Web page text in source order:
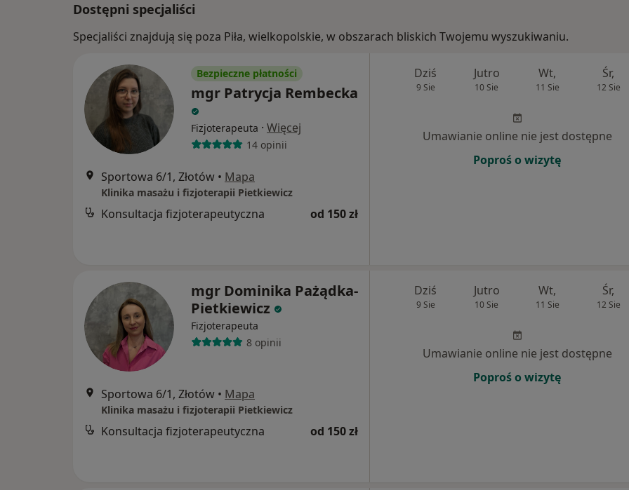
Dostępni specjaliści
Specjaliści znajdują się poza Piła, wielkopolskie, w obszarach bliskich Twojemu wyszukiwaniu.
Bezpieczne płatności
mgr Patrycja Rembecka
Fizjoterapeuta · Więcej
14 opinii
Sportowa 6/1, Złotów • Mapa
Klinika masażu i fizjoterapii Pietkiewicz
Konsultacja fizjoterapeutyczna od 150 zł
Dziś
9 Sie
Jutro
10 Sie
Wt,
11 Sie
Śr,
12 Sie
Umawianie online nie jest dostępne
Poproś o wizytę
mgr Dominika Pażądka-
Pietkiewicz
Fizjoterapeuta
8 opinii
Sportowa 6/1, Złotów • Mapa
Klinika masażu i fizjoterapii Pietkiewicz
Konsultacja fizjoterapeutyczna od 150 zł
Dziś
9 Sie
Jutro
10 Sie
Wt,
11 Sie
Śr,
12 Sie
Umawianie online nie jest dostępne
Poproś o wizytę